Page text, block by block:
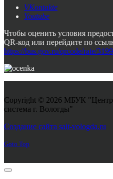
VKontakte
Youtube
Чтобы оценить условия
QR-код или перейдите по
https://bus.gov.ru/qrcode/rate/
Copyright © 2026 МБУК
система г. Вологды"
Создание сайта sait-vologda.ru
Goto Top